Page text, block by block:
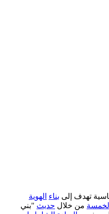
تهدف إلى بناء
الهوية
الخمسةمن خلال حديث"بني